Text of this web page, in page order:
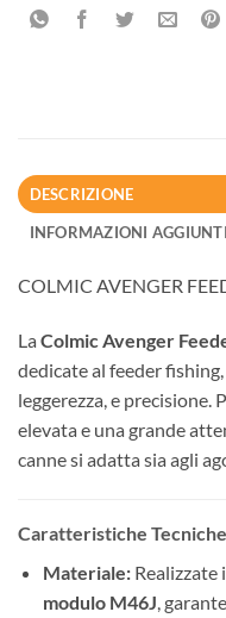
DESCRIZIONE
INFORMAZIONI
COLMIC AVENGER
La Colmic Avenger
dedicate al feeder
leggerezza, e
elevata e una grande
canne si adatta sia agli
Caratteristiche Tecniche
Materiale:Realizzate
modulo M46J,